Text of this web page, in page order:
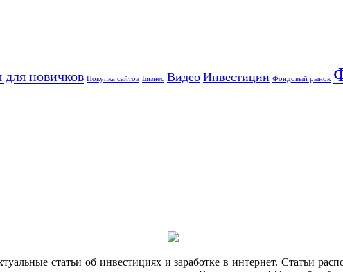
новичков Покупка сайтов Бизнес Видео Инвестиции Фондовый рынок
статьи об инвестициях и заработке в интернет. Статьи